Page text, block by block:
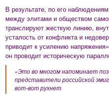
В результате, по его
между элитами и обществом
транслируют жесткую линию,
усталость от конфликта и
приводит к усилению
он проводит историческую
«Это во многом напоминает
представители российской
вот-вот рухнет